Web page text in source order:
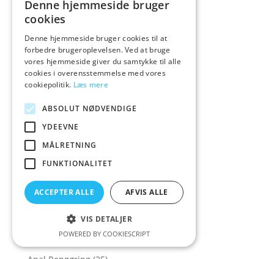
Anal Fantasy (17)
Anal Fleshlight
Anal Glidecreme (23)
Anal Hygiejne (10)
Anal Kæder (8)
Anal Krog (3)
Anal Kugler (8)
Anal legetøj (2)
Anal Øve (1)
Anal Øvede
Anal øvet (59)
(238)
Denne hjemmeside bruger
cookies
Denne hjemmeside bruger cookies til at
forbedre brugeroplevelsen. Ved at bruge
vores hjemmeside giver du samtykke til alle
cookies i overensstemmelse med vores
cookiepolitik. Læs mere
ABSOLUT NØDVENDIGE
YDEEVNE
MÅLRETNING
FUNKTIONALITET
ACCEPTER ALLE AFVIS ALLE
VIS DETALJER
POWERED BY COOKIESCRIPT